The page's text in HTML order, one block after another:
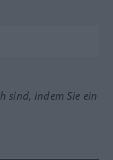
sind, indem Sie ein